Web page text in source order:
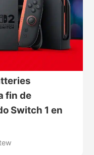
fin de
Switch 1 en